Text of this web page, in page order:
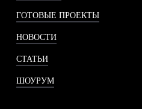
ГОТОВЫЕ ПРОЕКТЫ
НОВОСТИ
СТАТЬИ
ШОУРУМ